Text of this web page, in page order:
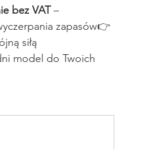
bez VAT –
zapasów👉
siłą
model do Twoich